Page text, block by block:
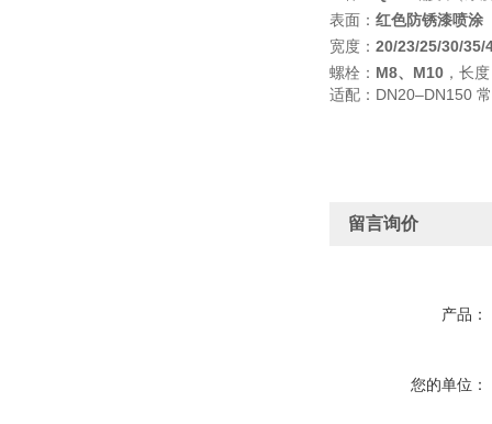
表面： 红色防锈漆喷涂
宽度： 20/23/25/30/35/
螺栓： M8、M10 ，长
适配：DN20–DN150
留言询价
产品：
您的单位：